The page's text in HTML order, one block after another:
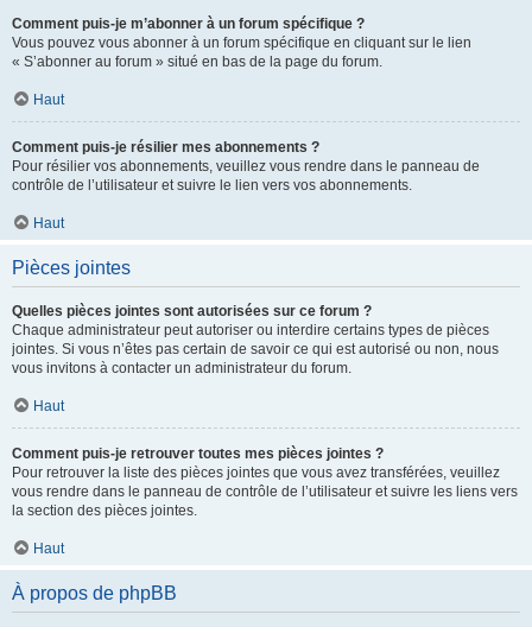
Comment puis-je m’abonner à un forum spécifique ?
Vous pouvez vous abonner à un forum spécifique en cliquant sur le lien
« S’abonner au forum » situé en bas de la page du forum.
Haut
Comment puis-je résilier mes abonnements ?
Pour résilier vos abonnements, veuillez vous rendre dans le panneau de
contrôle de l’utilisateur et suivre le lien vers vos abonnements.
Haut
Pièces jointes
Quelles pièces jointes sont autorisées sur ce forum ?
Chaque administrateur peut autoriser ou interdire certains types de pièces
jointes. Si vous n’êtes pas certain de savoir ce qui est autorisé ou non, nous
vous invitons à contacter un administrateur du forum.
Haut
Comment puis-je retrouver toutes mes pièces jointes ?
Pour retrouver la liste des pièces jointes que vous avez transférées, veuillez
vous rendre dans le panneau de contrôle de l’utilisateur et suivre les liens vers
la section des pièces jointes.
Haut
À propos de phpBB